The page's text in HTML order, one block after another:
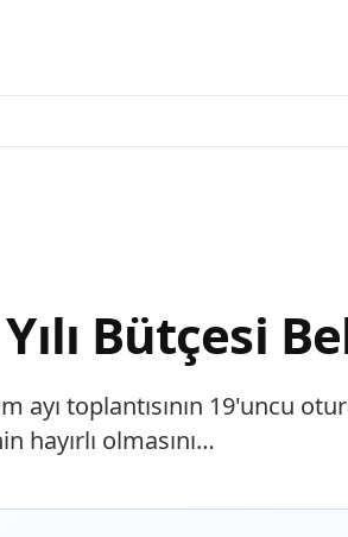
Bütçesi
ayı toplantısının 19'uncu
olmasını…